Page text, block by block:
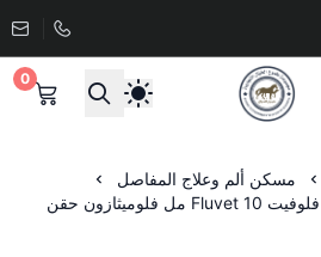
صيدلية طموح الخيال البيطرية
0
مسكن ألم وعلاج المفاصل
مضاد التهاب وحساسية للخيل فلوفيت Fluvet 10 مل فلوميثازون حقن